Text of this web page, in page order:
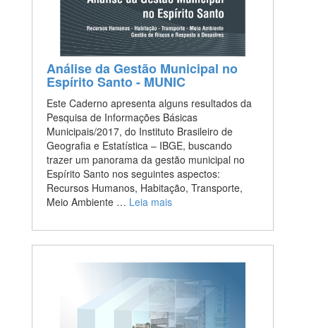
Análise da Gestão Municipal no
Espírito Santo - MUNIC
Este Caderno apresenta alguns resultados da
Pesquisa de Informações Básicas
Municipais/2017, do Instituto Brasileiro de
Geografia e Estatística – IBGE, buscando
trazer um panorama da gestão municipal no
Espírito Santo nos seguintes aspectos:
Recursos Humanos, Habitação, Transporte,
Meio Ambiente … Leia mais